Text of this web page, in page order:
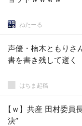
ねたーる
声優・楠木ともりさ
書を書き残して逝く
はちま起稿
【ｗ】共産 田村委員
決”